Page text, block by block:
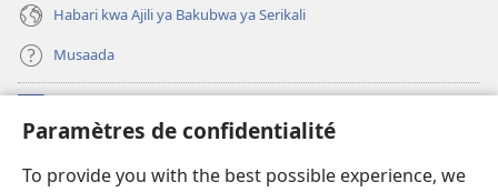
Paramètres de confidentialité
To provide you with the best possible experience, we
Habari kwa Ajili ya Bakubwa ya Serikali
Musaada
(opens
new
Maktaba ku Enternete
(opens